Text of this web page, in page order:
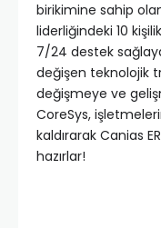
birikimine sahip
liderliğindeki 10
7/24 destek
değişen teknolojik
değişmeye ve
CoreSys,
kaldırarak Canias
hazırlar!